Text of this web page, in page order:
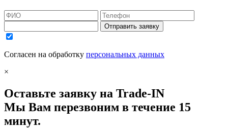
Отправить заявку
Согласен на обработку персональных данных
×
Оставьте заявку на Trade-IN
Мы Вам перезвоним в течение 15
минут.